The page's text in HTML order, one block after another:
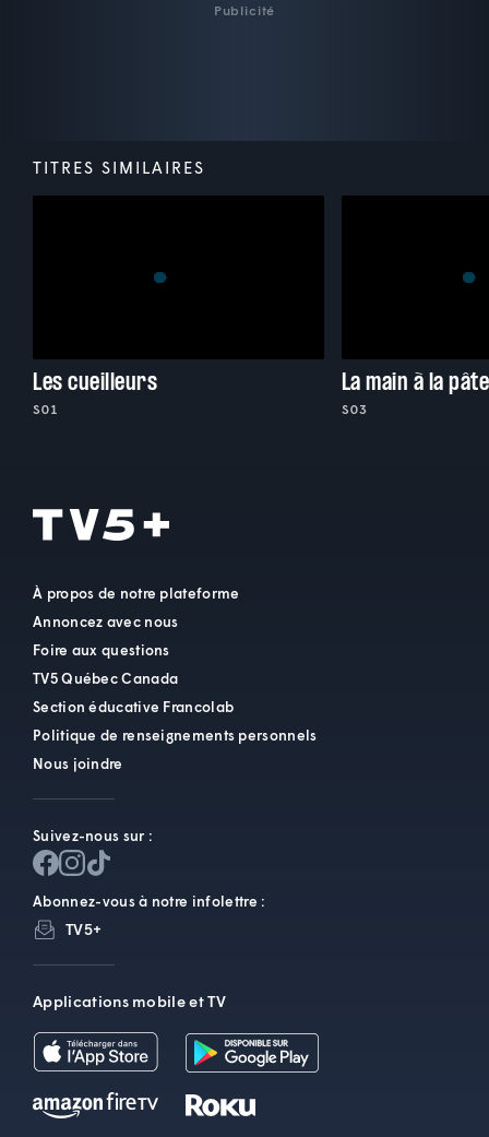
Publicité
TITRES SIMILAIRES
Les cueilleurs
S01
La main à la pâte
S03
À propos de notre plateforme
Annoncez avec nous
Foire aux questions
TV5 Québec Canada
Section éducative Francolab
Politique de renseignements personnels
Nous joindre
Suivez-nous sur :
Abonnez-vous à notre infolettre :
TV5+
Applications mobile et TV